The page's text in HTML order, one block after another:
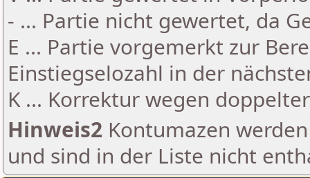
- ... Partie nicht gewertet, da
E ... Partie vorgemerkt zur
Einstiegselozahl in der
K ... Korrektur wegen
Hinweis2 Kontumazen
und sind in der Liste nicht